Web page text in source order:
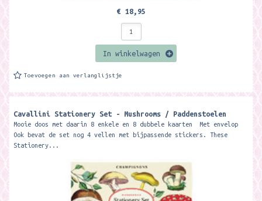
€ 18,95
In winkelwagen
Toevoegen aan verlanglijstje
Cavallini Stationery Set - Mushrooms / Paddenstoelen
Mooie doos met daarin 8 enkele en 8 dubbele kaarten Met envelop
Ook bevat de set nog 4 vellen met bijpassende stickers. These
Stationery...